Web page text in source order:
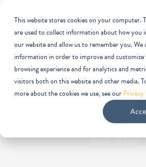
This website stores cookies on your computer.
are used to collect information about how you
our website and allow us to remember you. We
information in order to improve and
browsing experience and for analytics and
visitors both on this website and other media.
more about the cookies we use, see our
お問い合わ
お問い合わせ